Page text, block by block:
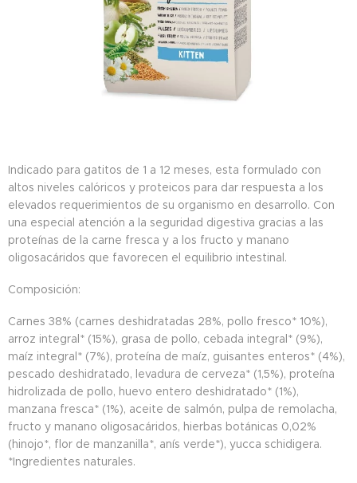
Indicado para gatitos de 1 a 12 meses, esta formulado con
altos niveles calóricos y proteicos para dar respuesta a los
elevados requerimientos de su organismo en desarrollo. Con
una especial atención a la seguridad digestiva gracias a las
proteínas de la carne fresca y a los fructo y manano
oligosacáridos que favorecen el equilibrio intestinal.
Composición:
Carnes 38% (carnes deshidratadas 28%, pollo fresco* 10%),
arroz integral* (15%), grasa de pollo, cebada integral* (9%),
maíz integral* (7%), proteína de maíz, guisantes enteros* (4%),
pescado deshidratado, levadura de cerveza* (1,5%), proteína
hidrolizada de pollo, huevo entero deshidratado* (1%),
manzana fresca* (1%), aceite de salmón, pulpa de remolacha,
fructo y manano oligosacáridos, hierbas botánicas 0,02%
(hinojo*, flor de manzanilla*, anís verde*), yucca schidigera.
*Ingredientes naturales.